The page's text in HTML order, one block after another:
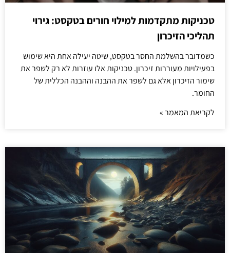
טכניקות מתקדמות למילוי חורים בטקסט: גירוי
תהליכי הזיכרון
כשמדובר בהשלמת החסר בטקסט, שיטה יעילה אחת היא שימוש
בפעילויות מעוררות זיכרון. טכניקות אלו עוזרות לא רק לשפר את
שימור הזיכרון אלא גם לשפר את ההבנה וההבנה הכללית של
החומר.
לקריאת המאמר »